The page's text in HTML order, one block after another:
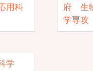
用科
府 生
学専攻
学